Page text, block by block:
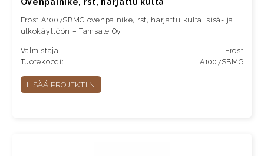
Ovenpainike, rst, harjattu kulta
Frost A1007SBMG ovenpainike, rst, harjattu kulta, sisä- ja
ulkokäyttöön – Tamsale Oy
Valmistaja:
Frost
Tuotekoodi:
A1007SBMG
LISÄÄ PROJEKTIIN